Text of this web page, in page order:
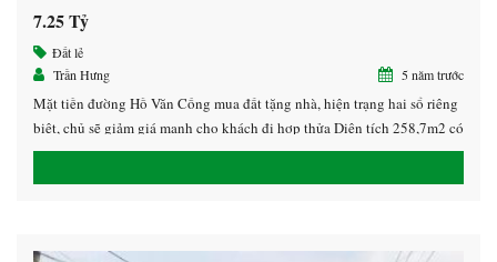
7.25 Tỷ
Đất lẻ
Trần Hưng
5 năm trước
Mặt tiền đường Hồ Văn Cống mua đất tặng nhà, hiện trạng hai sổ riêng
biệt, chủ sẽ giảm giá mạnh cho khách đi hợp thửa Diện tích 258,7m2 có
152m2 ODT Hướng Tây Nam Giá 7,xxxtỷ ( còn bớt giá làm sổ) LH